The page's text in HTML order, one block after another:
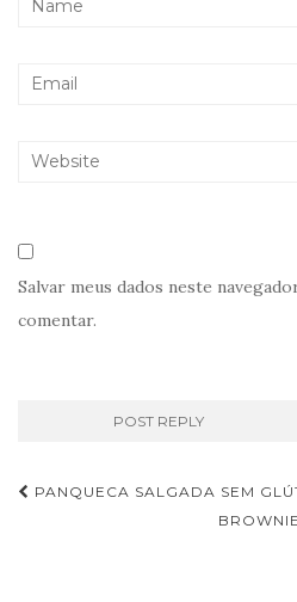
Salvar meus dados neste
comentar.
Navegação
PANQUECA SALGADA SEM